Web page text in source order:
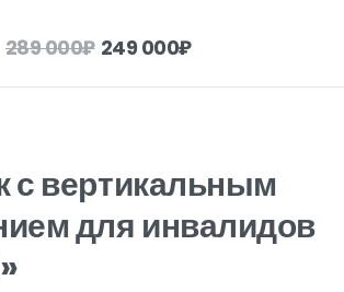
289 000₽ Первоначальная
составляла
249 000₽Текущая
249
с вертикальным
для инвалидов